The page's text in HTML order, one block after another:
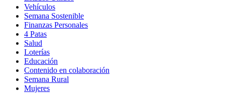
Vehículos
Semana Sostenible
Finanzas Personales
4 Patas
Salud
Loterías
Educación
Contenido en colaboración
Semana Rural
Mujeres